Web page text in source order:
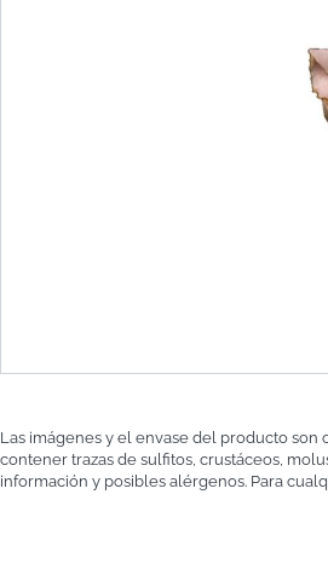
Las imágenes y el envase del producto son
contener trazas de sulfitos, crustáceos,
información y posibles alérgenos. Para